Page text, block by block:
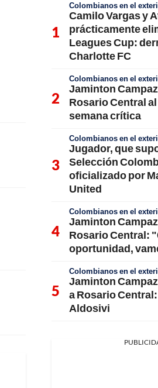
Colombianos en el
Camilo Vargas y
prácticamente
Leagues Cup:
Charlotte FC
Colombianos en el
Jaminton
Rosario Central
semana crítica
Colombianos en el
Jugador, que
Selección
oficializado por
United
Colombianos en el
Jaminton
Rosario Central:
oportunidad,
Colombianos en el
Jaminton
a Rosario
Aldosivi